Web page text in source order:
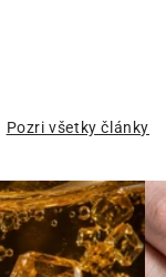
Pozri všetky články